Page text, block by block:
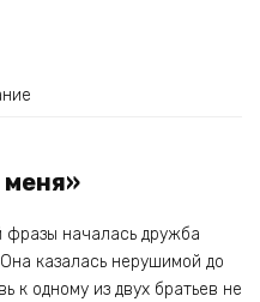
меня»
фразы началась дружба
казалась нерушимой до
к одному из двух братьев не